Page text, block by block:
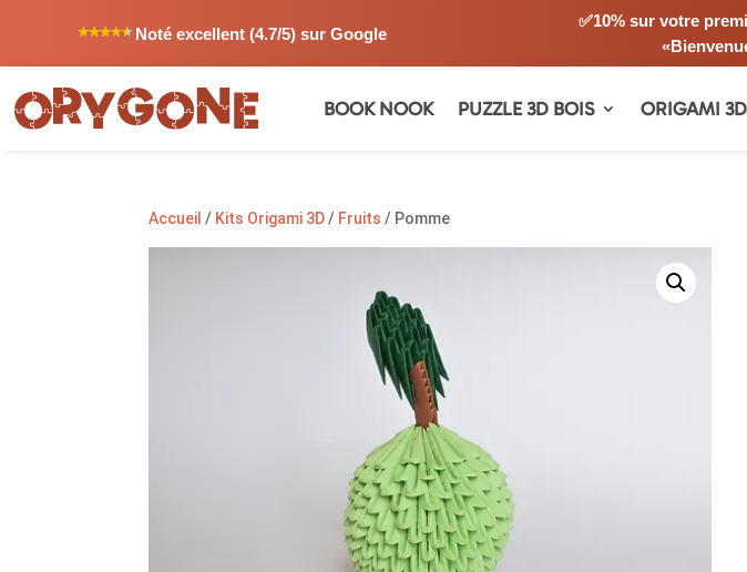
Noté excellent (4.7/5) sur Google
✅10% sur votre
BOOK NOOK PUZZLE 3D BOIS ORIGAMI 3D
Accueil / Kits Origami 3D/ Fruits / Pomme